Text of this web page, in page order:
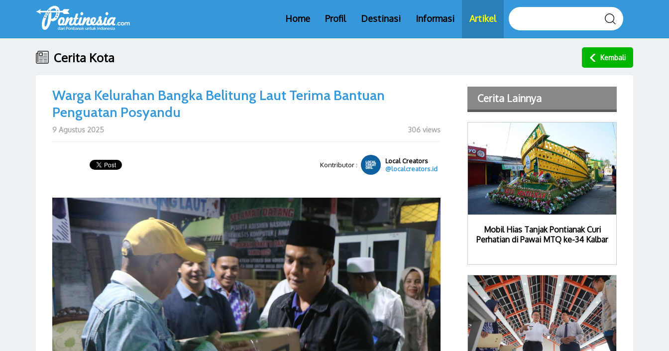
Home Profil Destinasi Informasi Artikel
Cerita Kota Kembali
Warga Kelurahan Bangka Belitung Laut Terima Bantuan
Penguatan Posyandu
9 Agustus 2025 306 views
Kontributor :
Local Creators
@localcreators.id
Cerita Lainnya
Mobil Hias Tanjak Pontianak Curi
Perhatian di Pawai MTQ ke-34 Kalbar